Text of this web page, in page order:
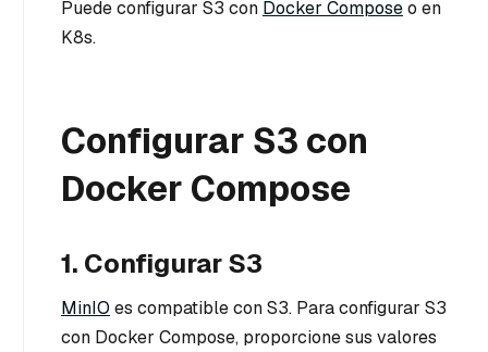
Puede configurar S3 con Docker Composeo en
K8s.
Configurar S3 con
Docker Compose
1. Configurar S3
MinIO es compatible con S3. Para configurar S3
con Docker Compose, proporcione sus valores